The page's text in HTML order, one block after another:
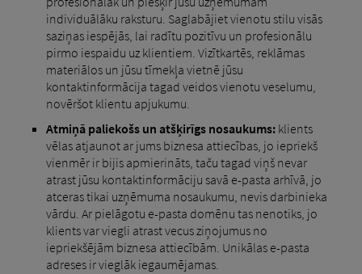
individuālāku raksturu. Saglabājiet vienotu stilu visās
saziņas iespējās, lai radītu pozitīvu un profesionālu
pirmo iespaidu uz klientiem. Vizītkartēs, reklāmas
materiālos un jūsu tīmekļa vietnē jūsu
kontaktinformācija tagad veidos vienotu veselumu,
novēršot klientu apjukumu.
Atmiņā paliekošs un atšķirīgs nosaukums:klients
vēlas atjaunot ar jums biznesa attiecības, jo iepriekš
vienmēr ir bijis apmierināts, taču tagad viņš nevar
atrast jūsu kontaktinformāciju savā e-pasta arhīvā, jo
atceras tikai uzņēmuma nosaukumu, nevis darbinieka
vārdu. Ar pielāgotu e-pasta domēnu tas nenotiks, jo
klients var viegli atrast vecus ziņojumus no
iepriekšējām biznesa attiecībām. Unikālas e-pasta
adreses ir vieglāk iegaumējamas.